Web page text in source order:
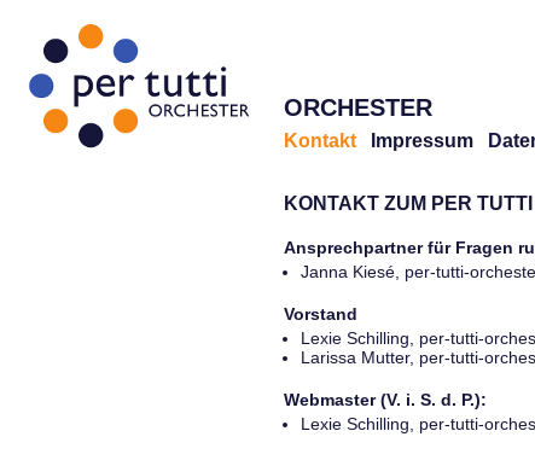
ORCHESTER
Kontakt Impressum
KONTAKT ZUM PER TUTTI
Ansprechpartner für Fragen
Janna Kiesé, per-tutti-
Vorstand
Lexie Schilling, per-tutti-
Larissa Mutter, per-tutti-
Webmaster (V. i. S. d. P.):
Lexie Schilling, per-tutti-